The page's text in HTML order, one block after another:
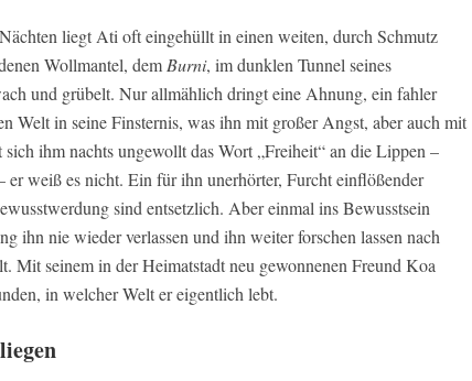
liegt Ati oft eingehüllt in einen weiten, durch Schmutz
Wollmantel, demBurni, im dunklen Tunnel seines
und grübelt. Nur allmählich dringt eine Ahnung, ein fahler
Welt in seine Finsternis, was ihn mit großer Angst, aber auch mit
ihm nachts ungewollt das Wort „Freiheit“ an die Lippen –
er weiß es nicht. Ein für ihn unerhörter, Furcht einflößender
sind entsetzlich. Aber einmal ins Bewusstsein
ihn nie wieder verlassen und ihn weiter forschen lassen nach
Mit seinem in der Heimatstadt neu gewonnenen Freund Koa
in welcher Welt er eigentlich lebt.